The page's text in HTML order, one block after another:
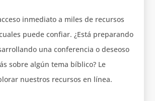
inmediato a miles de recursos
puede confiar. ¿Está preparando
una conferencia o deseoso
sobre algún tema bíblico? Le
nuestros recursos en línea.